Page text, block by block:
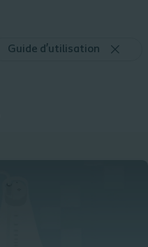
Guide d’utilisation